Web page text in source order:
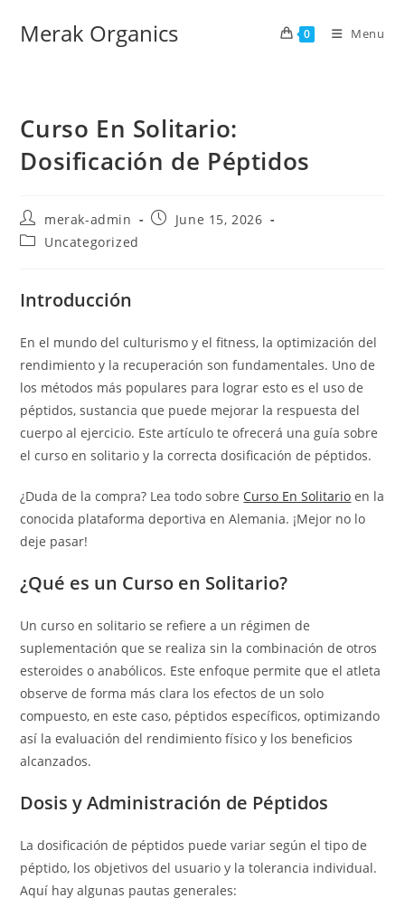
Merak Organics 0 Menu
Curso En Solitario:
Dosificación de Péptidos
merak-admin
June 15, 2026
Uncategorized
Introducción
En el mundo del culturismo y el fitness, la optimización del
rendimiento y la recuperación son fundamentales. Uno de
los métodos más populares para lograr esto es el uso de
péptidos, sustancia que puede mejorar la respuesta del
cuerpo al ejercicio. Este artículo te ofrecerá una guía sobre
el curso en solitario y la correcta dosificación de péptidos.
¿Duda de la compra? Lea todo sobre Curso En Solitario en la
conocida plataforma deportiva en Alemania. ¡Mejor no lo
deje pasar!
¿Qué es un Curso en Solitario?
Un curso en solitario se refiere a un régimen de
suplementación que se realiza sin la combinación de otros
esteroides o anabólicos. Este enfoque permite que el atleta
observe de forma más clara los efectos de un solo
compuesto, en este caso, péptidos específicos, optimizando
así la evaluación del rendimiento físico y los beneficios
alcanzados.
Dosis y Administración de Péptidos
La dosificación de péptidos puede variar según el tipo de
péptido, los objetivos del usuario y la tolerancia individual.
Aquí hay algunas pautas generales: